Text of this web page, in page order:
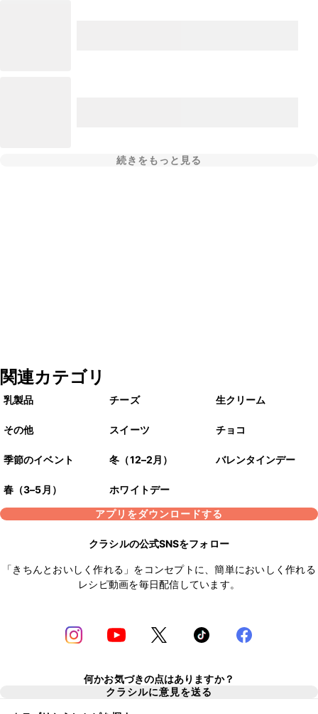
続きをもっと見る
関連カテゴリ
乳製品 チーズ 生クリーム
その他 スイーツ チョコ
季節のイベント 冬（12–2月） バレンタインデー
春（3–5月）
ホワイトデー
アプリをダウンロードする
クラシルの公式SNSをフォロー
「きちんとおいしく作れる」をコンセプトに、簡単においしく作れる
レシピ動画を毎日配信しています。
何かお気づきの点はありますか？
クラシルに意見を送る